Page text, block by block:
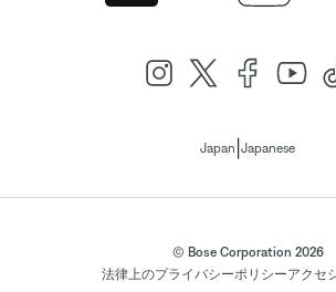
Japan Japanese
© Bose Corporation 2026
法律上のプライバシーポリシーアクセ